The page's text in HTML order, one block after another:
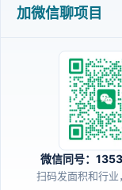
加微信聊项目
微信同号：
扫码发面积和行业